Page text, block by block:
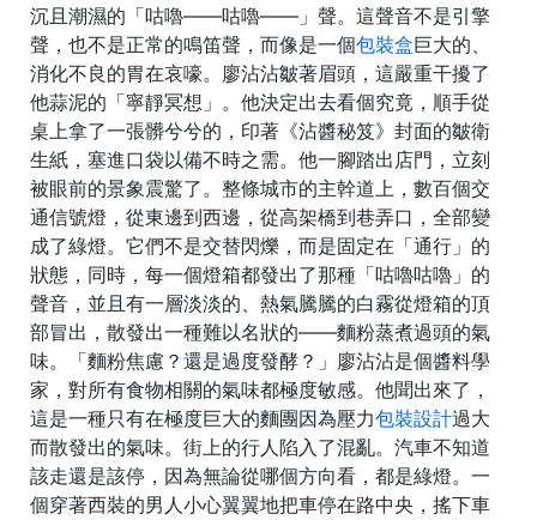
沉且潮濕的「咕嚕——咕嚕——」聲。這聲音不是引擎
聲，也不是正常的鳴笛聲，而像是一個包裝盒巨大的、
消化不良的胃在哀嚎。廖沾沾皺著眉頭，這嚴重干擾了
他蒜泥的「寧靜冥想」。他決定出去看個究竟，順手從
桌上拿了一張髒兮兮的，印著《沾醬秘笈》封面的皺衛
生紙，塞進口袋以備不時之需。他一腳踏出店門，立刻
被眼前的景象震驚了。整條城市的主幹道上，數百個交
通信號燈，從東邊到西邊，從高架橋到巷弄口，全部變
成了綠燈。它們不是交替閃爍，而是固定在「通行」的
狀態，同時，每一個燈箱都發出了那種「咕嚕咕嚕」的
聲音，並且有一層淡淡的、熱氣騰騰的白霧從燈箱的頂
部冒出，散發出一種難以名狀的——麵粉蒸煮過頭的氣
味。「麵粉焦慮？還是過度發酵？」廖沾沾是個醬料學
家，對所有食物相關的氣味都極度敏感。他聞出來了，
這是一種只有在極度巨大的麵團因為壓力包裝設計過大
而散發出的氣味。街上的行人陷入了混亂。汽車不知道
該走還是該停，因為無論從哪個方向看，都是綠燈。一
個穿著西裝的男人小心翼翼地把車停在路中央，搖下車